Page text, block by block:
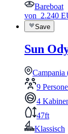
Bareboat
von 2.240
Save
Sun
Campania
9
4
47ft
Klassisch